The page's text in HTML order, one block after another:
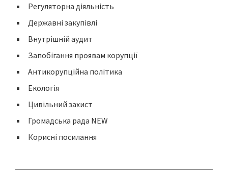
Регуляторна діяльність
Державні закупівлі
Внутрішній аудит
Запобігання проявам корупції
Антикорупційна політика
Екологія
Цивільний захист
Громадська рада NEW
Корисні посилання